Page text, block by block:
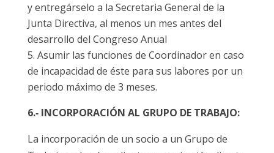
y entregárselo a la Secretaria General de la
Junta Directiva, al menos un mes antes del
desarrollo del Congreso Anual
Asumir las funciones de Coordinador en caso
de incapacidad de éste para sus labores por un
periodo máximo de 3 meses.
6.‐ INCORPORACIÓN AL GRUPO DE TRABAJO:
La incorporación de un socio a un Grupo de